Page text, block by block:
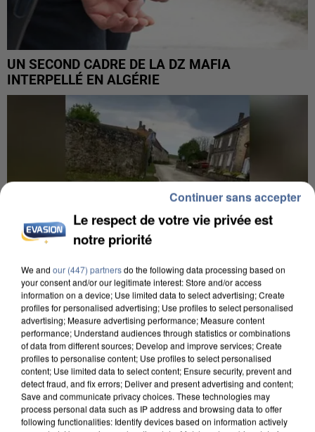
UN SECOND CADRE DE LA DZ MAFIA
INTERPELLÉ EN ALGÉRIE
UNE TOURISTE DE L’OISE EMPORTÉE PAR UNE
COULÉE DE BOUE EN HAUTE-SAVOIE
Le respect de votre vie privée est
notre priorité
We and our (447) partnersdo the following data processing based on
your consent and/or our legitimate interest: Store and/or access
information on a device; Use limited data to select advertising; Create
profiles for personalised advertising; Use profiles to select personalised
advertising; Measure advertising performance; Measure content
performance; Understand audiences through statistics or combinations
of data from different sources; Develop and improve services; Create
profiles to personalise content; Use profiles to select personalised
content; Use limited data to select content; Ensure security, prevent and
detect fraud, and fix errors; Deliver and present advertising and content;
Save and communicate privacy choices. These technologies may
process personal data such as IP address and browsing data to offer
following functionalities: Identify devices based on information actively
Continuer sans accepter